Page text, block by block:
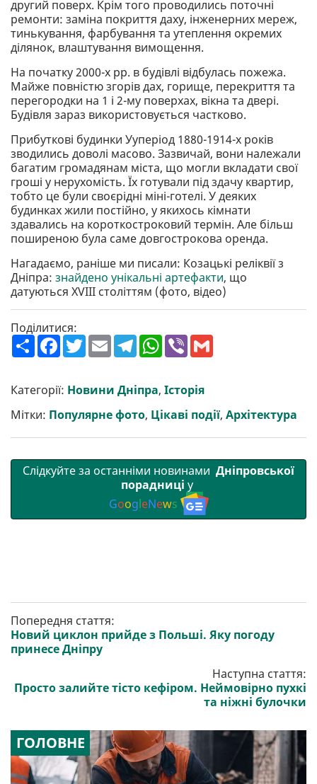
другий поверх. Крім того проводились поточні
ремонти: заміна покриття даху, інженерних мереж,
тинькування, фарбування та утеплення окремих
ділянок, влаштування вимощення.
На початку 2000-х рр. в будівлі відбулась пожежа.
Майже повністю згорів дах, горище, перекриття та
перегородки на 1 і 2-му поверхах, вікна та двері.
Будівля зараз використовується частково.
Прибуткові будинки Ууперіод 1880-1914-х років
зводились доволі масово. Зазвичай, вони належали
багатим громадянам міста, що могли вкладати свої
гроші у нерухомість. Їх готували під здачу квартир,
тобто це були своєрідні міні-готелі. У деяких
будинках жили постійно, у якихось кімнати
здавались на короткостроковий термін. Але більш
поширеною була саме довгострокова оренда.
Нагадаємо, раніше ми писали: Козацькі реліквії з
Дніпра: знайдено унікальні артефакти, що
датуються XVIІI століттям (фото, відео)
Поділитися:
П
о
р
и
и
F
a
b
o
k
T
w
t
e
E
m
l
T
e
g
r
m
W
h
s
A
p
p
V
r
Категорії: Новини Дніпра, Історія
Мітки: Популярне фото, Цікаві події, Архітектура
Слідкуйте за останніми новинами Дніпровської
порадниці у
GoogleNews
Попередня стаття:
Новий циклон прийде з Польші. Яку погоду
принесе Дніпру
Наступна стаття:
Просто залийте тісто кефіром. Неймовірно пухкі
та ніжні булочки
ГОЛОВНЕ